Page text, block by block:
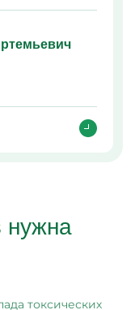
нужна
токсических